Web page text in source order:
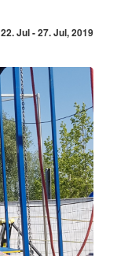
22. Jul - 27. Jul, 2019